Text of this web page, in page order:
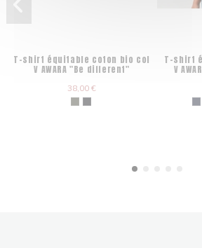
T-shirt équitable coton bio col
V AWARA "Be different"
38,00 €
T-shirt
V